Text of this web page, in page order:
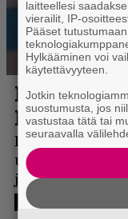
laitteellesi
vierailit, IP-
Pääset
Hylkääminen voi
käytettävyyteen.
Jotkin
suostumusta, jos
vastustaa tätä tai
seuraavalla